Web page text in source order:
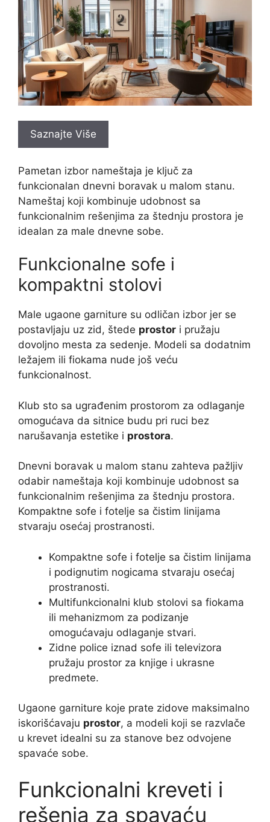
Saznajte Više
Pametan izbor nameštaja je ključ za
funkcionalan dnevni boravak u malom stanu.
Nameštaj koji kombinuje udobnost sa
funkcionalnim rešenjima za štednju prostora je
idealan za male dnevne sobe.
Funkcionalne sofe i
kompaktni stolovi
Male ugaone garniture su odličan izbor jer se
postavljaju uz zid, štede prostor i pružaju
dovoljno mesta za sedenje. Modeli sa dodatnim
ležajem ili fiokama nude još veću
funkcionalnost.
Klub sto sa ugrađenim prostorom za odlaganje
omogućava da sitnice budu pri ruci bez
narušavanja estetike i prostora.
Dnevni boravak u malom stanu zahteva pažljiv
odabir nameštaja koji kombinuje udobnost sa
funkcionalnim rešenjima za štednju prostora.
Kompaktne sofe i fotelje sa čistim linijama
stvaraju osećaj prostranosti.
Kompaktne sofe i fotelje sa čistim linijama
i podignutim nogicama stvaraju osećaj
prostranosti.
Multifunkcionalni klub stolovi sa fiokama
ili mehanizmom za podizanje
omogućavaju odlaganje stvari.
Zidne police iznad sofe ili televizora
pružaju prostor za knjige i ukrasne
predmete.
Ugaone garniture koje prate zidove maksimalno
iskorišćavaju prostor, a modeli koji se razvlače
u krevet idealni su za stanove bez odvojene
spavaće sobe.
Funkcionalni kreveti i
rešenja za spavaću